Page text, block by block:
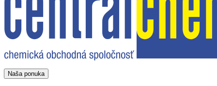
Naša ponuka